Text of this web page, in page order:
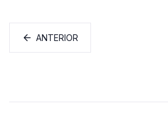
ANTERIOR